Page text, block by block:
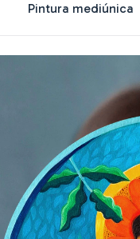
Pintura mediúnica